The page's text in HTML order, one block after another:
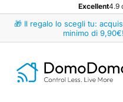
Excellent4.9
🎁 Il regalo lo scegli tu:
minimo di